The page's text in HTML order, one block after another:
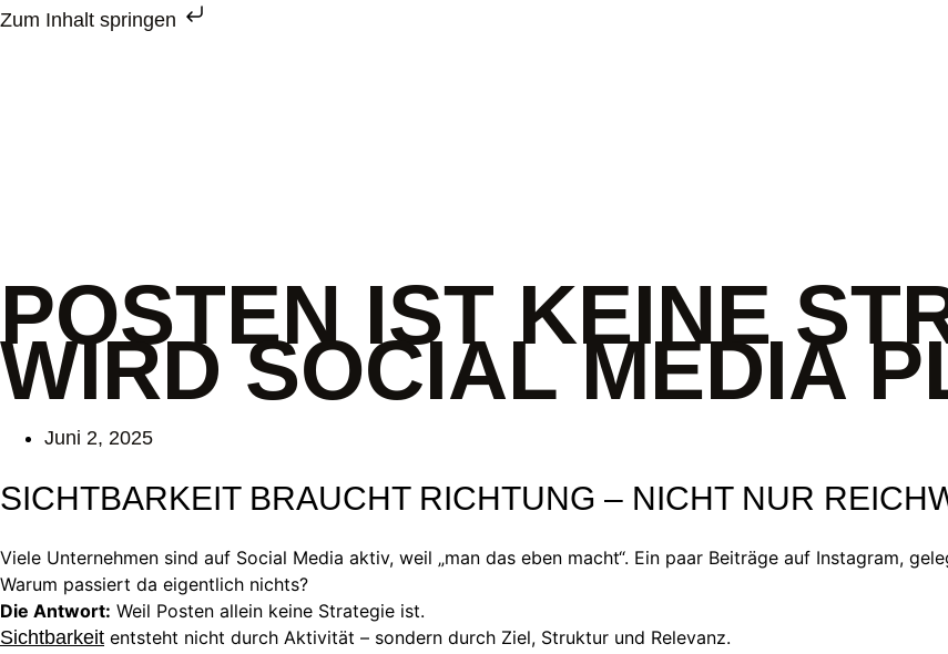
Zum Inhalt springen
POSTEN IST KEINE
WIRD SOCIAL MEDIA
Juni 2, 2025
SICHTBARKEIT BRAUCHT RICHTUNG – NICHT NUR
Viele Unternehmen sind auf Social Media aktiv, weil „man das eben macht“. Ein paar Beiträge auf Instagram,
Warum passiert da eigentlich nichts?
Die Antwort: Weil Posten allein keine Strategie ist.
Sichtbarkeit entsteht nicht durch Aktivität – sondern durch Ziel, Struktur und Relevanz.